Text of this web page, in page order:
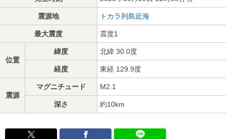
震源地 トカラ列島近海
最大震度 震度1
位置
緯度 北緯 30.0度
経度 東経 129.9度
震源
マグニチュード M2.1
深さ 約10km